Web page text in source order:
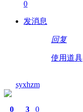
0
发消息
回复
使用道具
syxhzm
0 3 0